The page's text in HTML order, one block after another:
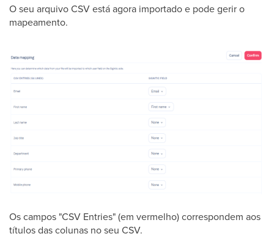
O seu arquivo CSV está agora importado e pode gerir o
mapeamento.
Os campos "CSV Entries" (em vermelho) correspondem aos
títulos das colunas no seu CSV.